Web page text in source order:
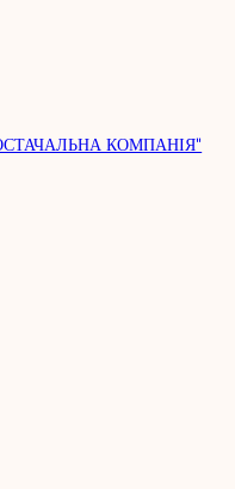
КОМПАНІЯ"